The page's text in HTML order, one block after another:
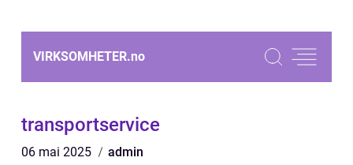
VIRKSOMHETER.no
transportservice
06 mai 2025 admin